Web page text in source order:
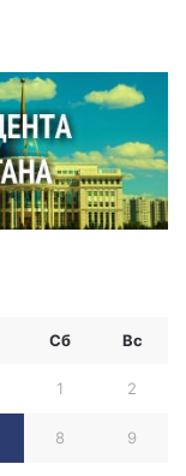
Сб Вс
1 2
8 9